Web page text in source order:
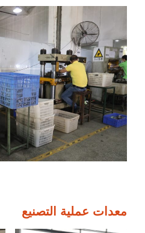
معدات عملية التصنيع